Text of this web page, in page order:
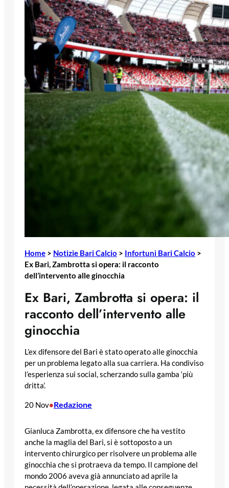
Home > Notizie Bari Calcio > Infortuni Bari Calcio >
Ex Bari, Zambrotta si opera: il racconto
dell’intervento alle ginocchia
Ex Bari, Zambrotta si opera: il
racconto dell’intervento alle
ginocchia
L’ex difensore del Bari è stato operato alle ginocchia
per un problema legato alla sua carriera. Ha condiviso
l’esperienza sui social, scherzando sulla gamba ‘più
dritta’.
20 Nov•Redazione
Gianluca Zambrotta, ex difensore che ha vestito
anche la maglia del Bari, si è sottoposto a un
intervento chirurgico per risolvere un problema alle
ginocchia che si protraeva da tempo. Il campione del
mondo 2006 aveva già annunciato ad aprile la